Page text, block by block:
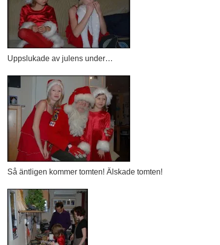
Uppslukade av julens under…
Så äntligen kommer tomten! Älskade tomten!